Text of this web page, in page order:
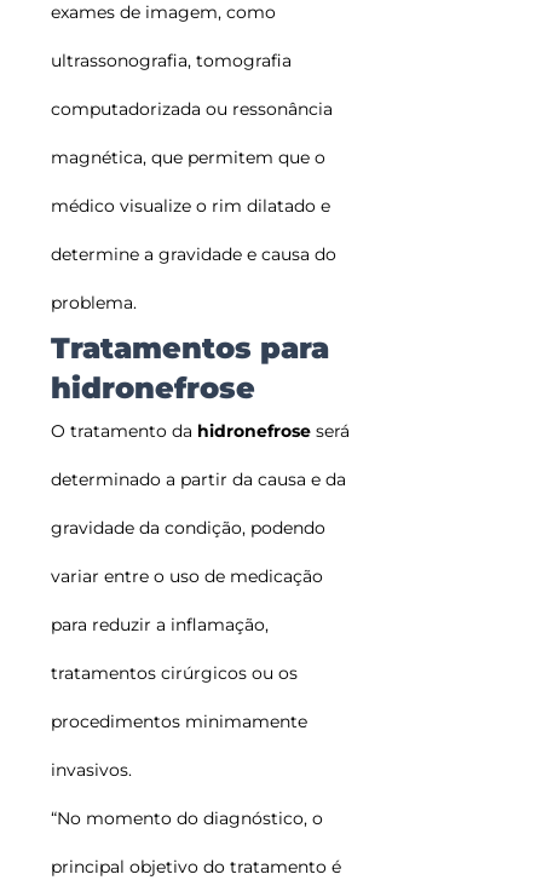
exames de imagem, como
ultrassonografia, tomografia
computadorizada ou ressonância
magnética, que permitem que o
médico visualize o rim dilatado e
determine a gravidade e causa do
problema.
Tratamentos para
hidronefrose
O tratamento da hidronefrose será
determinado a partir da causa e da
gravidade da condição, podendo
variar entre o uso de medicação
para reduzir a inflamação,
tratamentos cirúrgicos ou os
procedimentos minimamente
invasivos.
“No momento do diagnóstico, o
principal objetivo do tratamento é